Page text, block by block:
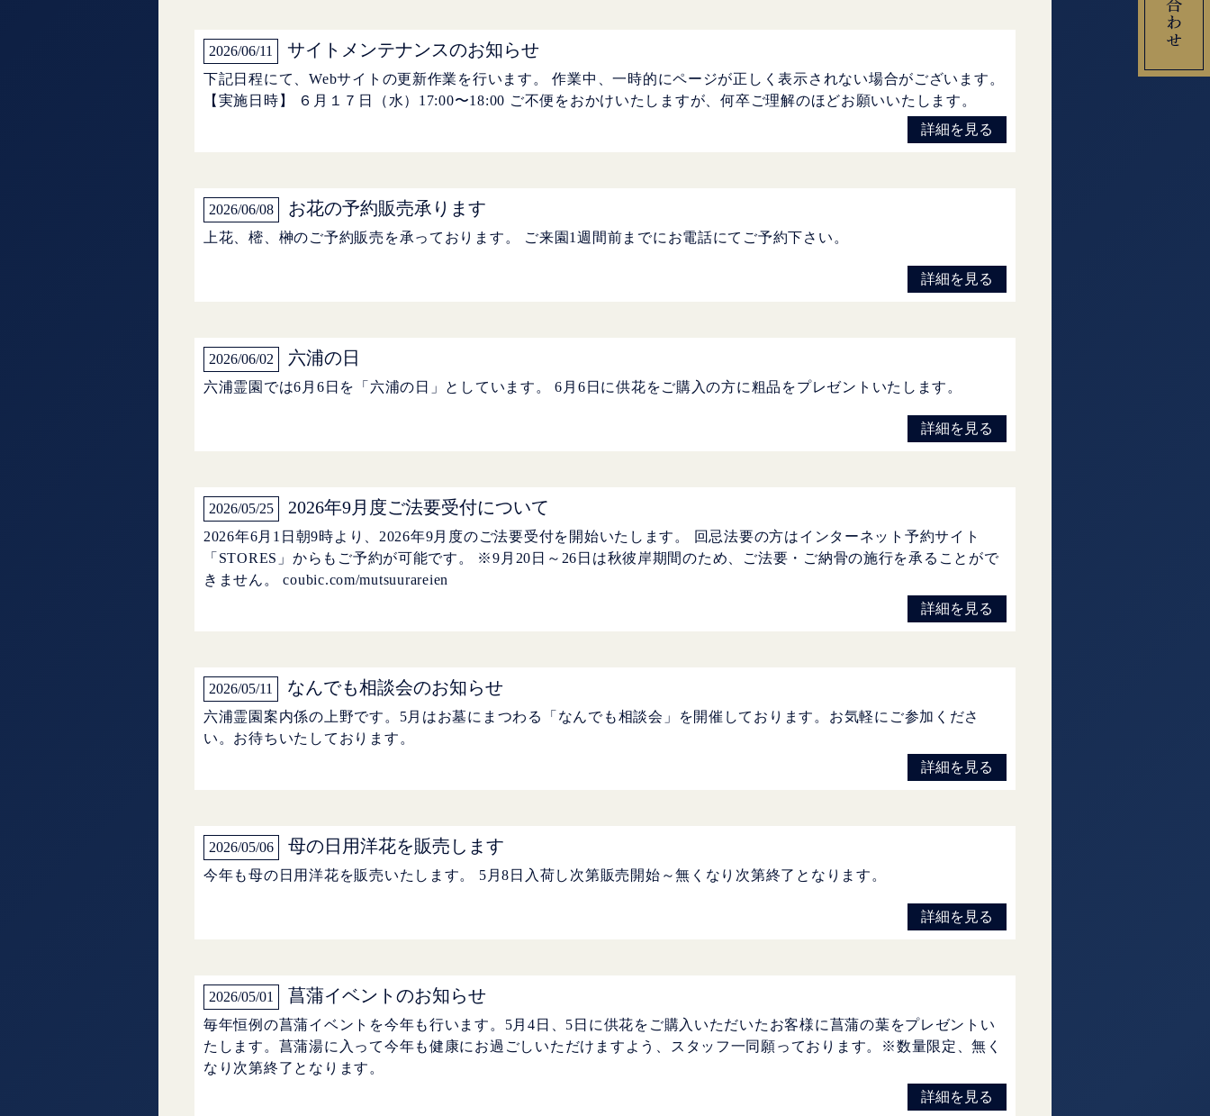
2026/06/11 サイトメンテナンスのお知らせ
下記日程にて、Webサイトの更新作業を行います。 作業中、一時的にページが正しく表示されない場合がございます。
【実施日時】 ６月１７日（水）17:00〜18:00 ご不便をおかけいたしますが、何卒ご理解のほどお願いいたします。
詳細を見る
2026/06/08 お花の予約販売承ります
上花、樒、榊のご予約販売を承っております。 ご来園1週間前までにお電話にてご予約下さい。
詳細を見る
2026/06/02 六浦の日
六浦霊園では6月6日を「六浦の日」としています。 6月6日に供花をご購入の方に粗品をプレゼントいたします。
詳細を見る
2026/05/25 2026年9月度ご法要受付について
2026年6月1日朝9時より、2026年9月度のご法要受付を開始いたします。 回忌法要の方はインターネット予約サイト
「STORES」からもご予約が可能です。 ※9月20日～26日は秋彼岸期間のため、ご法要・ご納骨の施行を承ることがで
きません。 coubic.com/mutsuurareien
詳細を見る
2026/05/11 なんでも相談会のお知らせ
六浦霊園案内係の上野です。5月はお墓にまつわる「なんでも相談会」を開催しております。お気軽にご参加くださ
い。お待ちいたしております。
詳細を見る
2026/05/06 母の日用洋花を販売します
今年も母の日用洋花を販売いたします。 5月8日入荷し次第販売開始～無くなり次第終了となります。
詳細を見る
2026/05/01 菖蒲イベントのお知らせ
毎年恒例の菖蒲イベントを今年も行います。5月4日、5日に供花をご購入いただいたお客様に菖蒲の葉をプレゼントい
たします。菖蒲湯に入って今年も健康にお過ごしいただけますよう、スタッフ一同願っております。※数量限定、無く
なり次第終了となります。
詳細を見る